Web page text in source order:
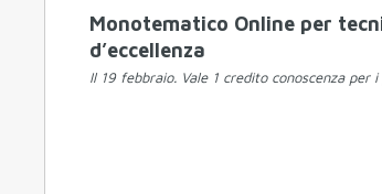
Monotematico Online per
d’eccellenza
Il 19 febbraio. Vale 1 credito conoscenza per